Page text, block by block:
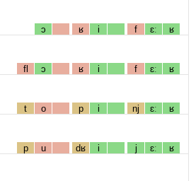
ɔ ʁ i f ɛː ʁ
fl ɔ ʁ i f ɛː ʁ
t o p i nj ɛː ʁ
p u dʁ i j ɛː ʁ